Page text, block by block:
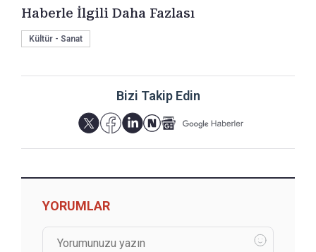
Haberle İlgili Daha Fazlası
Kültür - Sanat
Bizi Takip Edin
YORUMLAR